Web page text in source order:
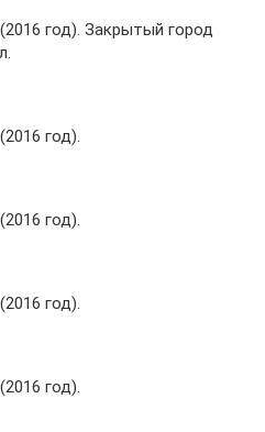
год). Закрытый город
год).
год).
год).
год).